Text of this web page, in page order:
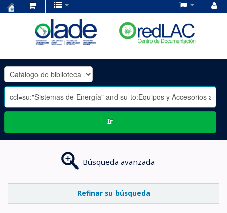
OLADE
-
Ir
Búsqueda avanzada
Refinar su búsqueda